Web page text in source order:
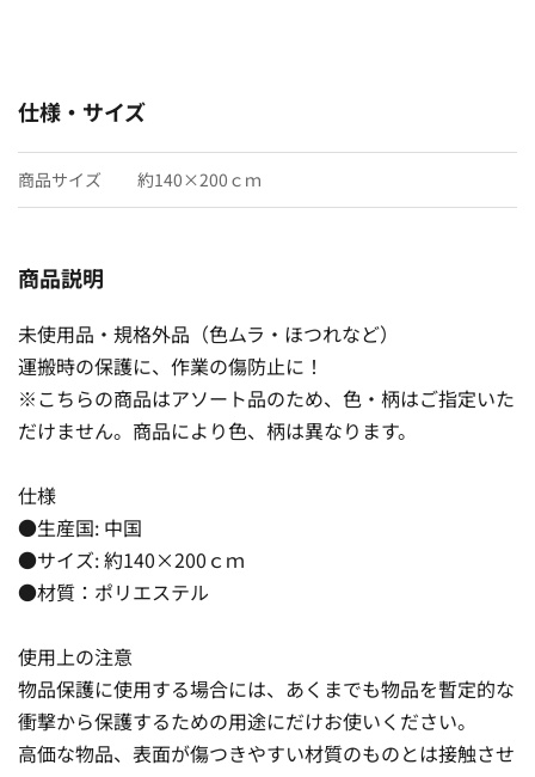
仕様・サイズ
商品サイズ 約140×200ｃｍ
商品説明
未使用品・規格外品（色ムラ・ほつれなど）
運搬時の保護に、作業の傷防止に！
※こちらの商品はアソート品のため、色・柄はご指定いた
だけません。商品により色、柄は異なります。
仕様
●生産国: 中国
●サイズ: 約140×200ｃｍ
●材質：ポリエステル
使用上の注意
物品保護に使用する場合には、あくまでも物品を暫定的な
衝撃から保護するための用途にだけお使いください。
高価な物品、表面が傷つきやすい材質のものとは接触させ